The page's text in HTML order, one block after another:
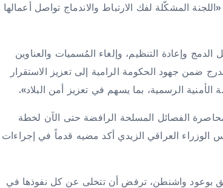
المشكّلة لفك الارتباط والاندماج تواصل أعمالها
وإعادة التنظيم، وإلغاء المُسميات والعناوين
ضمن جهود الحكومة الرامية إلى تعزيز الاستقرار
الرسمية، بما يسهم في تعزيز أمن البلاد».
الفصائل المسلحة الرافضة حتى الآن لخطة
الوزراء العراقي الزيدي أكد مضيه قدماً في إجراءات
تثق بوعود واشنطن، ترفض أن تتخلى عن كل نفوذها في